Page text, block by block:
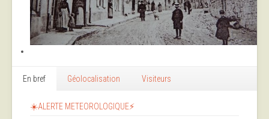
En bref Géolocalisation Visiteurs
☀️ALERTE METEOROLOGIQUE⚡